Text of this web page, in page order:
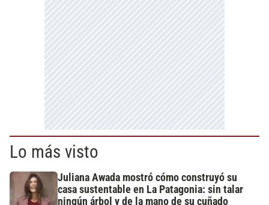
Lo más visto
Juliana Awada mostró cómo construyó su
casa sustentable en La Patagonia: sin talar
ningún árbol y de la mano de su cuñado